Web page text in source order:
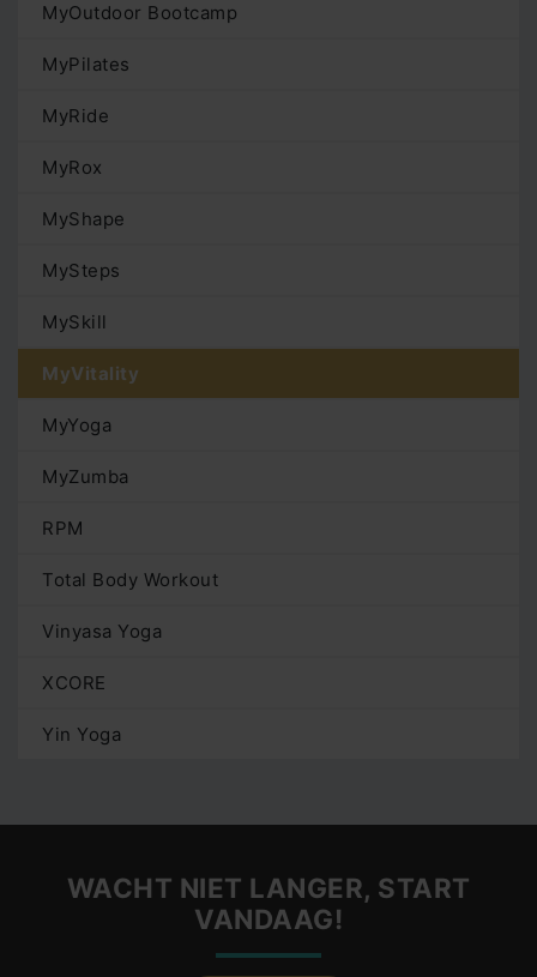
MyOutdoor Bootcamp
MyPilates
MyRide
MyRox
MyShape
MySteps
MySkill
MyVitality
MyYoga
MyZumba
RPM
Total Body Workout
Vinyasa Yoga
XCORE
Yin Yoga
WACHT NIET LANGER, START
VANDAAG!